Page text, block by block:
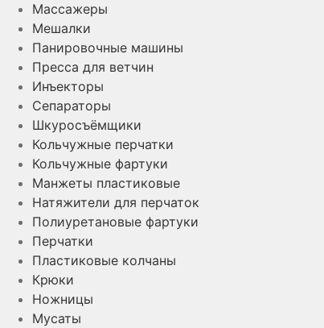
Массажеры
Мешалки
Панировочные машины
Пресса для ветчин
Инъекторы
Сепараторы
Шкуросъёмщики
Кольчужные перчатки
Кольчужные фартуки
Манжеты пластиковые
Натяжители для перчаток
Полиуретановые фартуки
Перчатки
Пластиковые колчаны
Крюки
Ножницы
Мусаты